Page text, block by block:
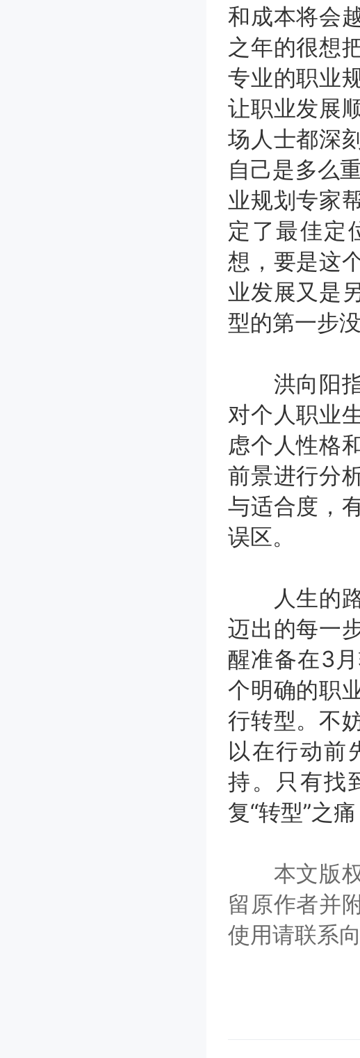
和成本将会
之年的很想
专业的职业
让职业发展
场人士都深
自己是多么
业规划专家
定了最佳定
想，要是这
业发展又是
型的第一步
洪向阳指
对个人职业
虑个人性格
前景进行分
与适合度，
误区。
人生的路
迈出的每一
醒准备在3
个明确的职
行转型。不
以在行动前
持。只有找
复“转型”之
本文版权
留原作者并
使用请联系